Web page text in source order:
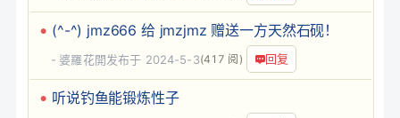
(^-^) jmz666 给 jmzjmz 赠送一方天然石砚！
婆羅花開 (417 阅) 回复
发布于 2024-5-3
听说钓鱼能锻炼性子